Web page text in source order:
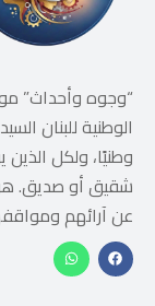
“وجوه وأحداث”
الوطنية للبنان
وطنيًا، ولكل
شقيق أو صديق. هو
عن آرائهم